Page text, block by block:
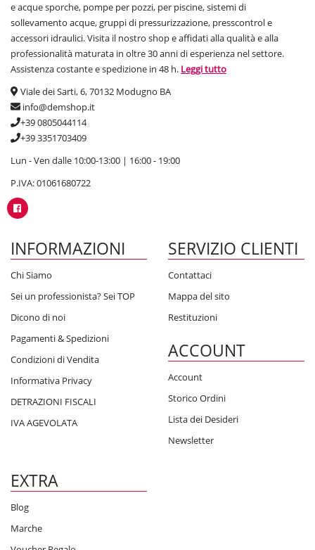
e acque sporche, pompe per pozzi, per piscine, sistemi di
sollevamento acque, gruppi di pressurizzazione, presscontrol e
accessori idraulici. Visita il nostro shop e affidati alla qualità e alla
professionalità maturata in oltre 30 anni di esperienza nel settore.
Assistenza costante e spedizione in 48 h. Leggi tutto
Viale dei Sarti, 6, 70132 Modugno BA
info@demshop.it
+39 0805044114
+39 3351703409
Lun - Ven dalle 10:00-13:00 | 16:00 - 19:00
P.IVA: 01061680722
INFORMAZIONI
Chi Siamo
Sei un professionista? Sei TOP
Dicono di noi
Pagamenti & Spedizioni
Condizioni di Vendita
Informativa Privacy
DETRAZIONI FISCALI
IVA AGEVOLATA
SERVIZIO CLIENTI
Contattaci
Mappa del sito
Restituzioni
ACCOUNT
Account
Storico Ordini
Lista dei Desideri
Newsletter
EXTRA
Blog
Marche